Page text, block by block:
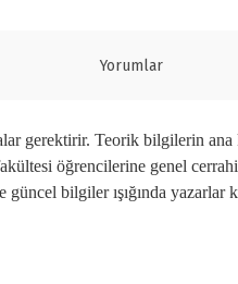
Yorumlar
Teorik bilgilerin ana
öğrencilerine genel
bilgiler ışığında